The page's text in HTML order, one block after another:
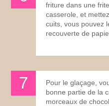
friture dans une
casserole, et
cuits, vous pouvez
recouverte de
Pour le glaçage,
bonne partie de la
morceaux de